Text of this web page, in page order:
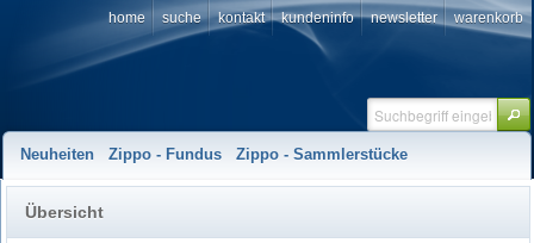
home suche kontakt kundeninfo newsletter warenkorb
Neuheiten Zippo - Fundus Zippo - Sammlerstücke
Übersicht